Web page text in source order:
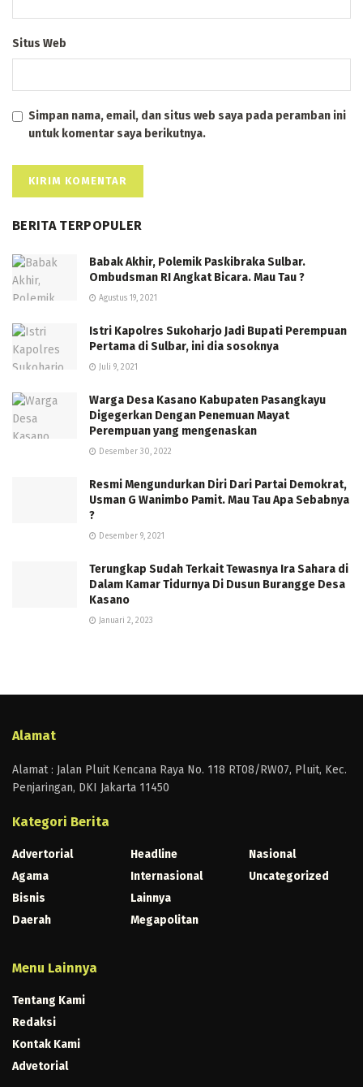
Situs Web
Simpan nama, email, dan situs web saya pada peramban ini
untuk komentar saya berikutnya.
BERITA TERPOPULER
Babak Akhir, Polemik Paskibraka Sulbar.
Ombudsman RI Angkat Bicara. Mau Tau ?
Agustus 19, 2021
Istri Kapolres Sukoharjo Jadi Bupati Perempuan
Pertama di Sulbar, ini dia sosoknya
Juli 9, 2021
Warga Desa Kasano Kabupaten Pasangkayu
Digegerkan Dengan Penemuan Mayat
Perempuan yang mengenaskan
Desember 30, 2022
Resmi Mengundurkan Diri Dari Partai Demokrat,
Usman G Wanimbo Pamit. Mau Tau Apa Sebabnya
?
Desember 9, 2021
Terungkap Sudah Terkait Tewasnya Ira Sahara di
Dalam Kamar Tidurnya Di Dusun Burangge Desa
Kasano
Januari 2, 2023
Alamat
Alamat : Jalan Pluit Kencana Raya No. 118 RT08/RW07, Pluit, Kec.
Penjaringan, DKI Jakarta 11450
Kategori Berita
Advertorial
Agama
Bisnis
Daerah
Headline
Internasional
Lainnya
Megapolitan
Nasional
Uncategorized
Menu Lainnya
Tentang Kami
Redaksi
Kontak Kami
Advetorial